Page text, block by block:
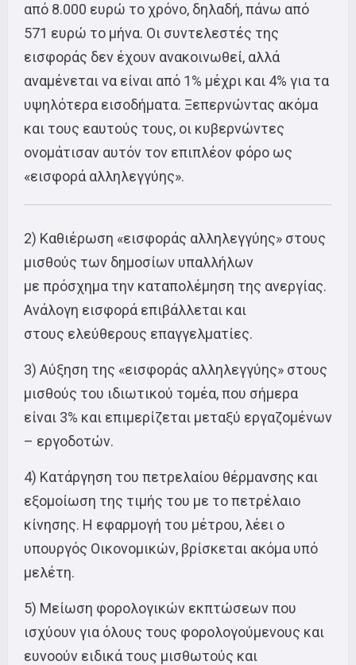
από 8.000 ευρώ το χρόνο, δηλαδή, πάνω από
571 ευρώ το μήνα. Οι συντελεστές της
εισφοράς δεν έχουν ανακοινωθεί, αλλά
αναμένεται να είναι από 1% μέχρι και 4% για τα
υψηλότερα εισοδήματα. Ξεπερνώντας ακόμα
και τους εαυτούς τους, οι κυβερνώντες
ονομάτισαν αυτόν τον επιπλέον φόρο ως
«εισφορά αλληλεγγύης».
2) Καθιέρωση «εισφοράς αλληλεγγύης» στους
μισθούς των δημοσίων υπαλλήλων
με πρόσχημα την καταπολέμηση της ανεργίας.
Ανάλογη εισφορά επιβάλλεται και
στους ελεύθερους επαγγελματίες.
3) Αύξηση της «εισφοράς αλληλεγγύης» στους
μισθούς του ιδιωτικού τομέα, που σήμερα
είναι 3% και επιμερίζεται μεταξύ εργαζομένων
– εργοδοτών.
4) Κατάργηση του πετρελαίου θέρμανσης και
εξομοίωση της τιμής του με το πετρέλαιο
κίνησης. Η εφαρμογή του μέτρου, λέει ο
υπουργός Οικονομικών, βρίσκεται ακόμα υπό
μελέτη.
5) Μείωση φορολογικών εκπτώσεων που
ισχύουν για όλους τους φορολογούμενους και
ευνοούν ειδικά τους μισθωτούς και